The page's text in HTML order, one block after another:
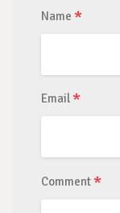
Name *
Email *
Comment *